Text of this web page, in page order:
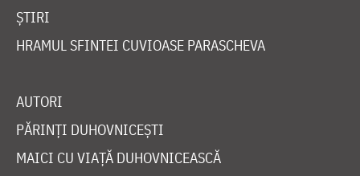
ȘTIRI
HRAMUL SFINTEI CUVIOASE PARASCHEVA
AUTORI
PĂRINȚI DUHOVNICEȘTI
MAICI CU VIAȚĂ DUHOVNICEASCĂ